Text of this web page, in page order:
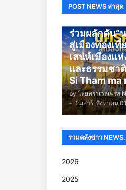
POST NEWS ล่าสุด
ร่วมผลักดัน“
สู่เมืองท่องเ
เสน่ห์เมืองแ
และธรรมชา
Si Tham ma
by ไทยทราเวลเพรส
- วันเสาร์, สิงหาคม
รวมคลังข่าว NEWS.
2026
2025